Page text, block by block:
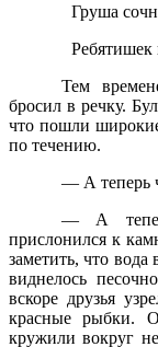
Груша
Ребятишек
Тем
бросил в речку.
что пошли
по течению.
— А теперь
— А
прислонился к
заметить, что вода
виднелось
вскоре друзья
красные рыбки.
кружили вокруг